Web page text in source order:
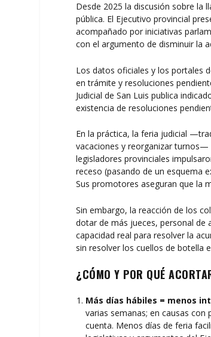
Desde 2025 la discusión sobre la
pública. El Ejecutivo provincial
acompañado por iniciativas
con el argumento de disminuir la
Los datos oficiales y los portales
en trámite y resoluciones
Judicial de San Luis publica
existencia de resoluciones
En la práctica, la feria judicial
vacaciones y reorganizar turnos—
legisladores provinciales
receso (pasando de un esquema
Sus promotores aseguran que la
Sin embargo, la reacción de los
dotar de más jueces, personal de
capacidad real para resolver la
sin resolver los cuellos de botella
¿CÓMO Y POR QUÉ
Más días hábiles = menos
varias semanas; en causas
cuenta. Menos días de feria